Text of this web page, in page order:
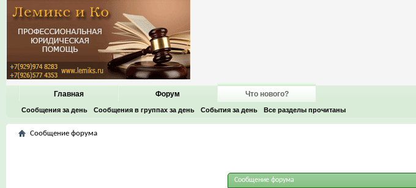
Главная Форум Что нового?
Сообщения за день Сообщения в группах за день События за день Все разделы прочитаны
Сообщение форума
Сообщение форума